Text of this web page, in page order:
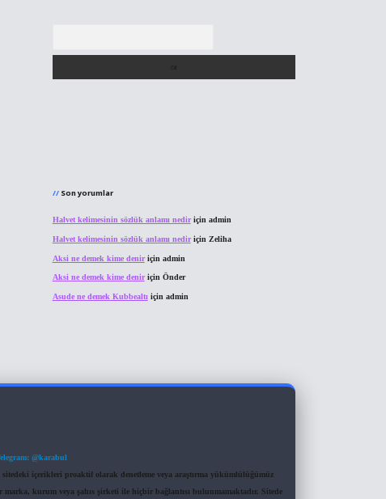
Son yorumlar
Halvet kelimesinin sözlük anlamı nediriçin admin
Halvet kelimesinin sözlük anlamı nediriçin Zeliha
Aksi ne demek kime deniriçin admin
Aksi ne demek kime deniriçin Önder
Asude ne demek Kubbealtı için admin
@karabul
içerikleri proaktif olarak denetleme veya araştırma yükümlülüğümüz
kurum veya şahıs şirketi ile hiçbir bağlantısı bulunmamaktadır. Sitede